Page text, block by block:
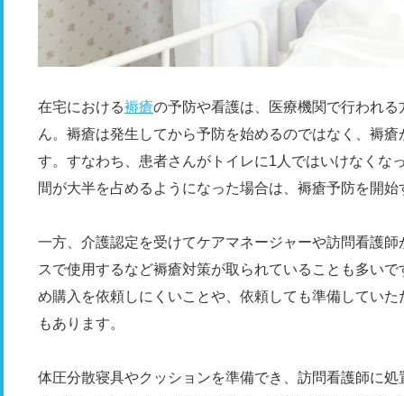
在宅における褥瘡の予防や看護は、医療機関で行われ
ん。褥瘡は発生してから予防を始めるのではなく、褥
す。すなわち、患者さんがトイレに1人ではいけなくな
間が大半を占めるようになった場合は、褥瘡予防を開
一方、介護認定を受けてケアマネージャーや訪問看護
スで使用するなど褥瘡対策が取られていることも多い
め購入を依頼しにくいことや、依頼しても準備してい
もあります。
体圧分散寝具やクッションを準備でき、訪問看護師に